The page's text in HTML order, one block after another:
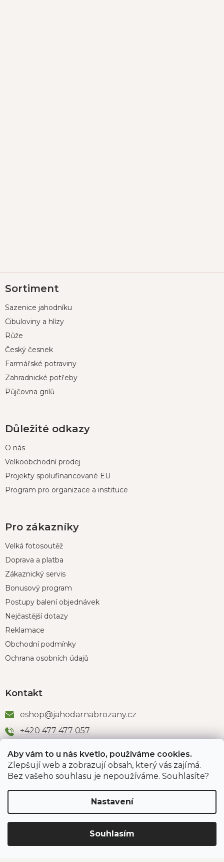
Aby vám to u nás kvetlo, používáme cookies.
Zlepšují web a zobrazují obsah, který vás zajímá.
Bez vašeho souhlasu je nepoužíváme. Souhlasíte?
Nastavení
Souhlasím
á
a
Sortiment
Sazenice jahodníku
Cibuloviny a hlízy
Růže
Český česnek
Farmářské potraviny
Zahradnické potřeby
Půjčovna grilů
Důležité odkazy
O nás
Velkoobchodní prodej
Projekty spolufinancované EU
Program pro organizace a instituce
Pro zákazníky
Velká fotosoutěž
Doprava a platba
Zákaznický servis
Bonusový program
Postupy balení objednávek
Nejčastější dotazy
Reklamace
Obchodní podmínky
Ochrana osobních údajů
Kontakt
eshop@jahodarnabrozany.cz
+420 477 477 057
Odběr newsletteru
PŘIHLÁSIT SE